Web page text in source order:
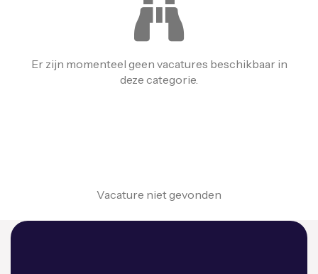
Er zijn momenteel geen vacatures beschikbaar in
deze categorie.
Vacature niet gevonden